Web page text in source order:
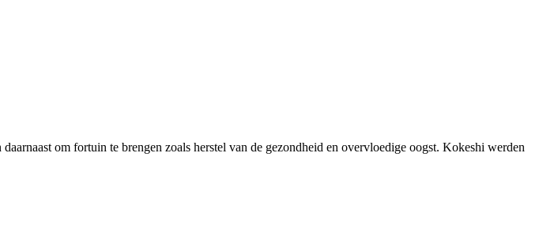
om fortuin te brengen zoals herstel van de gezondheid en overvloedige oogst. Kokeshi werden